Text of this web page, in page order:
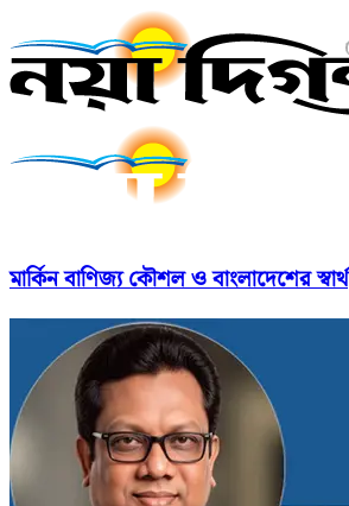
মার্কিন বাণিজ্য কৌশল ও বাংলাদেশের স্বার্থ